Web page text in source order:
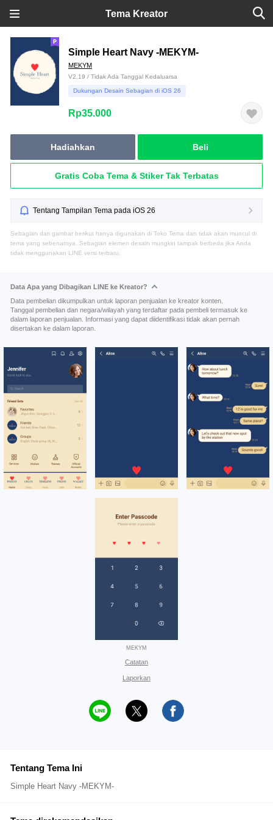
Tema Kreator
Simple Heart Navy -MEKYM-
MEKYM
V2.19 / Tidak Ada Tanggal Kedaluarsa
Dukungan Desain Sebagian di iOS 26
Rp35.000
Hadiahkan Beli
Gratis Coba Tema & Stiker Tak Terbatas
Tentang Tampilan Tema pada iOS 26
Sebagian dari gambar berikut hanya digunakan di Toko Tema dan tidak akan muncul di
tema yang sebenarnya. Sebagian elemen desain mungkin tampak berbeda jika Anda
tidak menggunakan LINE versi terbaru.
Data Apa yang Dibagikan LINE ke Kreator?
Data pembelian dikumpulkan untuk laporan penjualan ke kreator konten.
Tanggal pembelian dan negara/wilayah yang terdaftar pada pembeli termasuk ke
dalam laporan penjualan. Informasi yang dapat diidentifikasi tidak akan pernah
disertakan ke dalam laporan.
MEKYM
Catatan
Laporkan
Tentang Tema Ini
Simple Heart Navy -MEKYM-